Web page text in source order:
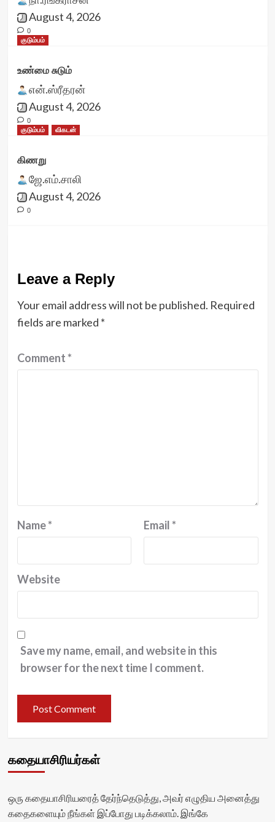
August 4, 2026
0
குடும்பம்
உண்மை சுடும்
என்.ஸ்ரீதரன்
August 4, 2026
0
குடும்பம்
விகடன்
கிணறு
ஜே.எம்.சாலி
August 4, 2026
0
Leave a Reply
Your email address will not be published. Required
fields are marked *
Comment*
Name* Email*
Website
Save my name, email, and website in this
browser for the next time I comment.
கதையாசிரியர்கள்
ஒரு கதையாசிரியரைத் தேர்ந்தெடுத்து, அவர் எழுதிய அனைத்து
கதைகளையும் நீங்கள் இப்போது படிக்கலாம். இங்கே